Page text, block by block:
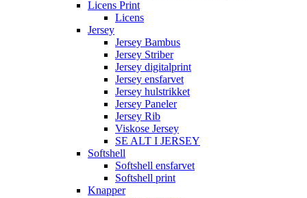
Licens Print
Licens
Jersey
Jersey Bambus
Jersey Striber
Jersey digitalprint
Jersey ensfarvet
Jersey hulstrikket
Jersey Paneler
Jersey Rib
Viskose Jersey
SE ALT I JERSEY
Softshell
Softshell ensfarvet
Softshell print
Knapper